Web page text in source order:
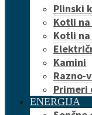
Plinski
Kotli
Kotli
Kamini
Razno-
Primeri
ENERGIJA